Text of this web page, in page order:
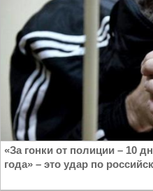
«За гонки от полиции – 10
года» – это удар по